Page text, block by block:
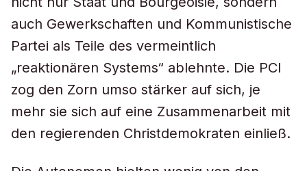
auch Gewerkschaften und Kommunistische
Partei als Teile des vermeintlich
„reaktionären Systems“ ablehnte. Die PCI
zog den Zorn umso stärker auf sich, je
mehr sie sich auf eine Zusammenarbeit mit
den regierenden Christdemokraten einließ.